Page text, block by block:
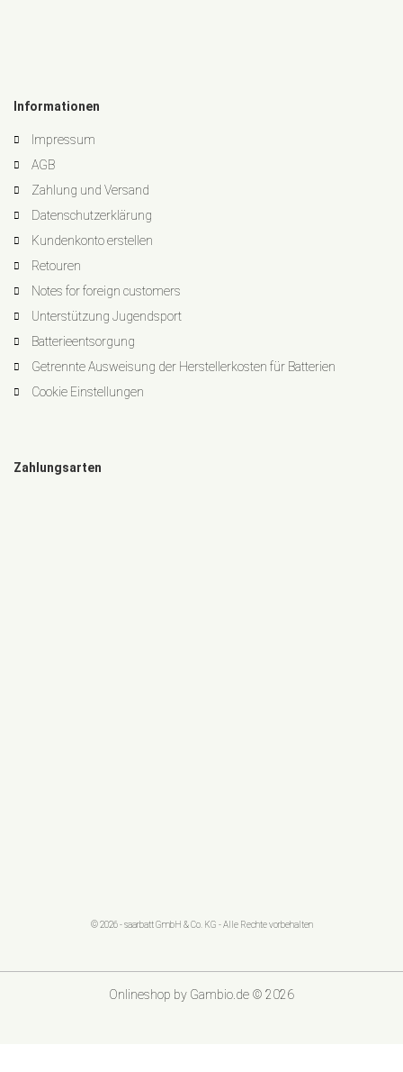
Informationen
Impressum
AGB
Zahlung und Versand
Datenschutzerklärung
Kundenkonto erstellen
Retouren
Notes for foreign customers
Unterstützung Jugendsport
Batterieentsorgung
Getrennte Ausweisung der Herstellerkosten für Batterien
Cookie Einstellungen
Zahlungsarten
© 2026 - saarbatt GmbH & Co. KG - Alle Rechte vorbehalten
Onlineshop by Gambio.de © 2026